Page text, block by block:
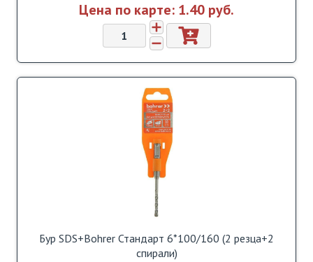
Цена по карте: 1.40 pуб.
Бур SDS+Bohrer Стандарт 6*100/160 (2 резца+2
спирали)